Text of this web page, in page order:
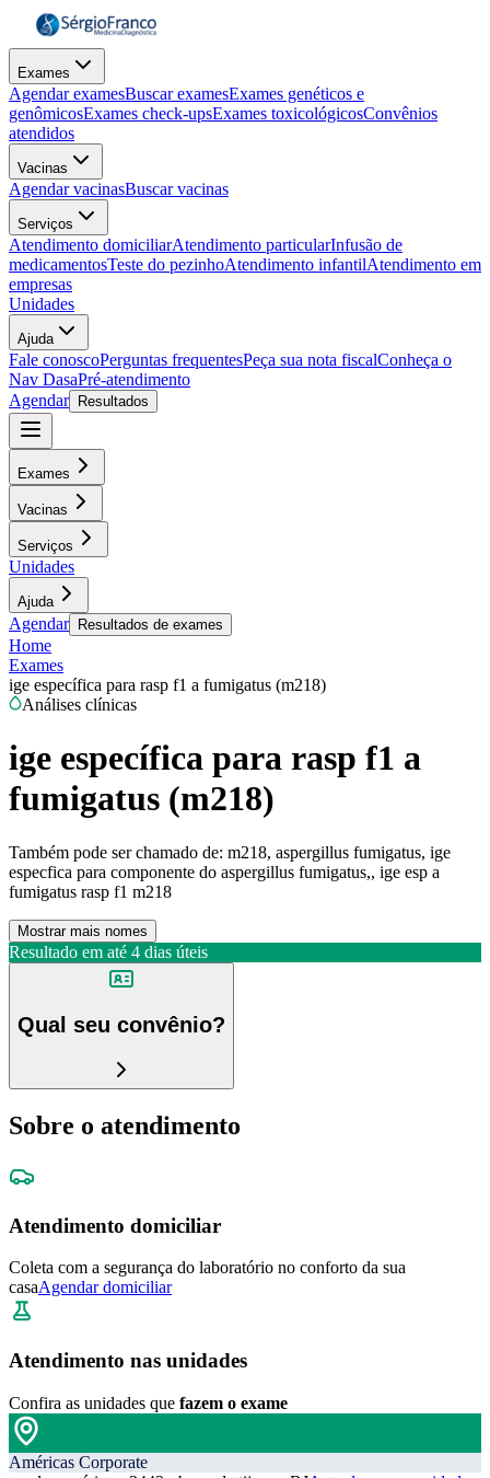
Exames
Agendar examesBuscar examesExames genéticos e
genômicosExames check-upsExames toxicológicosConvênios
atendidos
Vacinas
Agendar vacinasBuscar vacinas
Serviços
Atendimento domiciliarAtendimento particularInfusão de
medicamentosTeste do pezinhoAtendimento infantilAtendimento em
empresas
Unidades
Ajuda
Fale conoscoPerguntas frequentesPeça sua nota fiscalConheça o
Nav DasaPré-atendimento
Agendar
Resultados
Exames
Vacinas
Serviços
Unidades
Ajuda
Agendar Resultados de exames
Home
Exames
ige específica para rasp f1 a fumigatus (m218)
Análises clínicas
ige específica para rasp f1 a
fumigatus (m218)
Também pode ser chamado de: m218, aspergillus fumigatus, ige
especfica para componente do aspergillus fumigatus,, ige esp a
fumigatus rasp f1 m218
Mostrar mais nomes
Resultado em até 4 dias úteis
Qual seu convênio?
Sobre o atendimento
Atendimento domiciliar
Coleta com a segurança do laboratório no conforto da sua
casaAgendar domiciliar
Atendimento nas unidades
Confira as unidades que fazem o exame
Américas Corporate